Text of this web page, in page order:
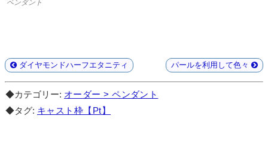
ペンダント
ダイヤモンドハーフエタニティ パールを利用して色々
◆カテゴリー: オーダー > ペンダント
◆タグ: キャスト枠【Pt】